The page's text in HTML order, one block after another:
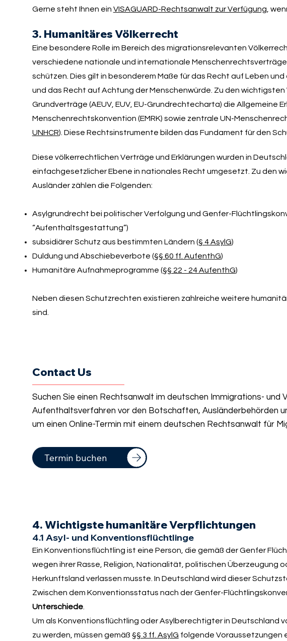
Gerne steht Ihnen ein VISAGUARD-Rechtsanwalt zur Verfügung,
3. Humanitäres Völkerrecht
Eine besondere Rolle im Bereich des migrationsrelevanten
verschiedene nationale und internationale
schützen. Dies gilt in besonderem Maße für das Recht auf Leben
und das Recht auf Achtung der Menschenwürde. Zu den
Grundverträge (AEUV, EUV, EU-Grundrechtecharta) die Allgemeine
Menschenrechtskonvention (EMRK) sowie zentrale UN-
UNHCR). Diese Rechtsinstrumente bilden das Fundament für den
Diese völkerrechtlichen Verträge und Erklärungen wurden in
einfachgesetzlicher Ebene in nationales Recht umgesetzt. Zu den
Ausländer zählen die Folgenden:
Asylgrundrecht bei politischer Verfolgung und Genfer-
“Aufenthaltsgestattung”)
subsidiärer Schutz aus bestimmten Ländern (§ 4 AsylG)
Duldung und Abschiebeverbote (§§ 60 ff. AufenthG)
Humanitäre Aufnahmeprogramme (§§ 22 - 24 AufenthG)
Neben diesen Schutzrechten existieren zahlreiche weitere
sind.
Contact Us
Suchen Sie einen Rechtsanwalt im deutschen Immigrations- und
Aufenthaltsverfahren vor den Botschaften, Ausländerbehörden
um einen Online-Termin mit einem deutschen Rechtsanwalt für
Termin buchen
4. Wichtigste humanitäre Verpflichtungen
4.1 Asyl- und Konventionsflüchtlinge
Ein Konventionsflüchtling ist eine Person, die gemäß der Genfer
wegen ihrer Rasse, Religion, Nationalität, politischen Überzeugung
Herkunftsland verlassen musste. In Deutschland wird dieser
Zwischen dem Konventionsstatus nach der Genfer-
Unterschiede.
Um als Konventionsflüchtling oder Asylberechtigter in Deutschland
zu werden, müssen gemäß §§ 3 ff. AsylG folgende Voraussetzungen